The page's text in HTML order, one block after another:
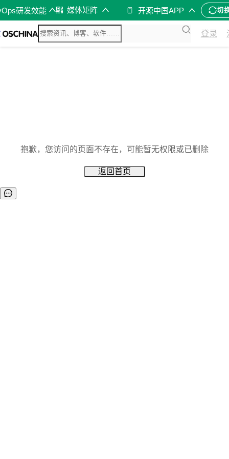
研发效能 媒体矩阵 开源中国APP 切
登录
抱歉，您访问的页面不存在，可能暂无权限或已删除
返回首页